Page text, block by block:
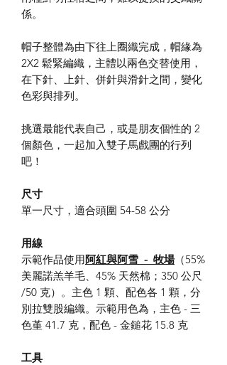
係。
帽子整體為由下往上圈織完成，帽緣為
2X2 鬆緊編織，主體以兩色交替使用，
在下針、上針、併針與滑針之間，變化
色彩與排列。
挑選最能代表自己，或是朋友個性的 2
個顏色，一起加入雙子馬戲團的行列
吧！
尺寸
單一尺寸，適合頭圍 54-58 公分
用線
示範作品使用阿紅與阿雪 - 牧場（55%
美麗諾羔羊毛、45% 天然棉；350 公尺
/50 克）。主色 1 顆、配色各 1 顆，分
別拉雙股編織。示範用色為，主色 - 三
色堇 41.7 克，配色 - 金鎚花 15.8 克
工具